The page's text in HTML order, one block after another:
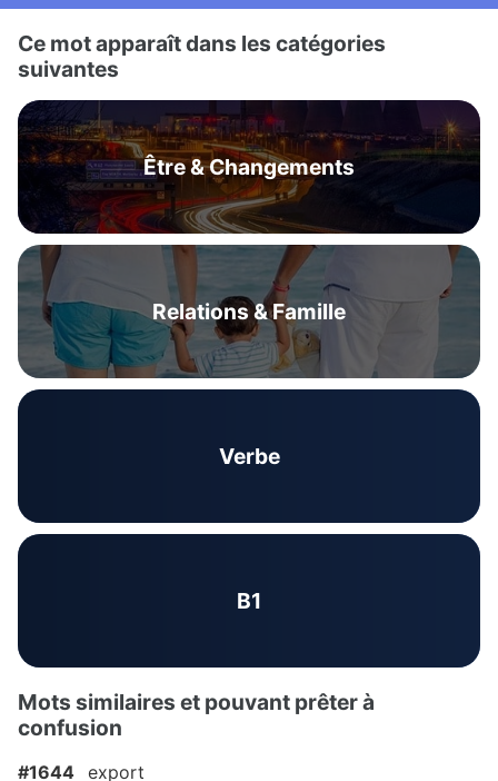
Ce mot apparaît dans les catégories
suivantes
Être & Changements
Relations & Famille
Verbe
B1
Mots similaires et pouvant prêter à
confusion
#1644 export